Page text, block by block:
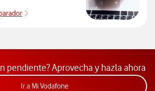
Acceder al Comparador
pendiente? Aprovecha y hazla ahora
Ir a Mi VodafoneAcceder a la app Mi